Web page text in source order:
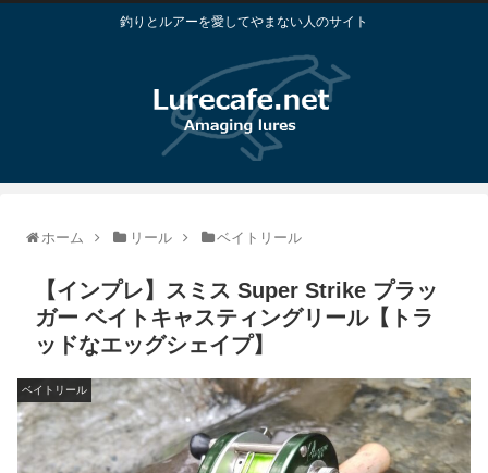
釣りとルアーを愛してやまない人のサイト
ホーム リール ベイトリール
【インプレ】スミス Super Strike プラッ
ガー ベイトキャスティングリール【トラ
ッドなエッグシェイプ】
ベイトリール